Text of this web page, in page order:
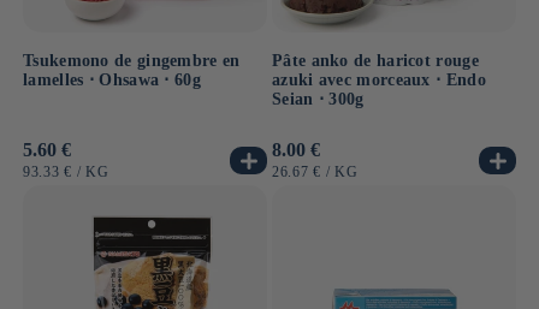
Tsukemono de gingembre en
lamelles ⋅ Ohsawa ⋅ 60g
Prix
habituel
5.60 €
PRIX
93.33 € / PAR
KG
Pâte anko de haricot rouge
azuki avec morceaux ⋅ Endo
Seian ⋅ 300g
Prix
habituel
8.00 €
PRIX
26.67 € / PAR
KG